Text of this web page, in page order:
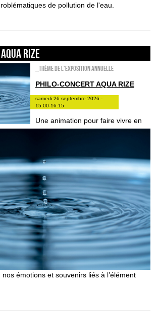
de pollution de l'eau.
Rize
_Thème de l'exposition annuelle
PHILO-CONCERT AQUA RIZE
samedi 26 septembre 2026 -
15:00-16:15
Une animation pour faire vivre en
émotions et souvenirs liés à l’élément